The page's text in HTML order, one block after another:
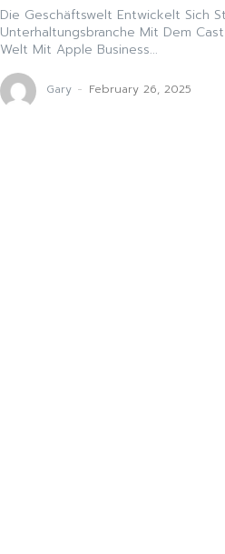
Die Geschäftswelt Entwickelt Sich
Unterhaltungsbranche Mit Dem
Welt Mit Apple Business...
Gary - February 26, 2025